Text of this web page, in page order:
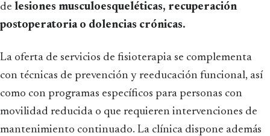
de lesiones musculoesqueléticas, recuperación
postoperatoria o dolencias crónicas.
La oferta de servicios de fisioterapia se complementa
con técnicas de prevención y reeducación funcional, así
como con programas específicos para personas con
movilidad reducida o que requieren intervenciones de
mantenimiento continuado. La clínica dispone además